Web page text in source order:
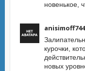
новенькое,
курочки,
новых